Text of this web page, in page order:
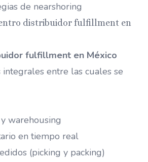
de nearshoring
distribuidor fulfillment en
fulfillment en México
entre las cuales se
warehousing
en tiempo real
(picking y packing)